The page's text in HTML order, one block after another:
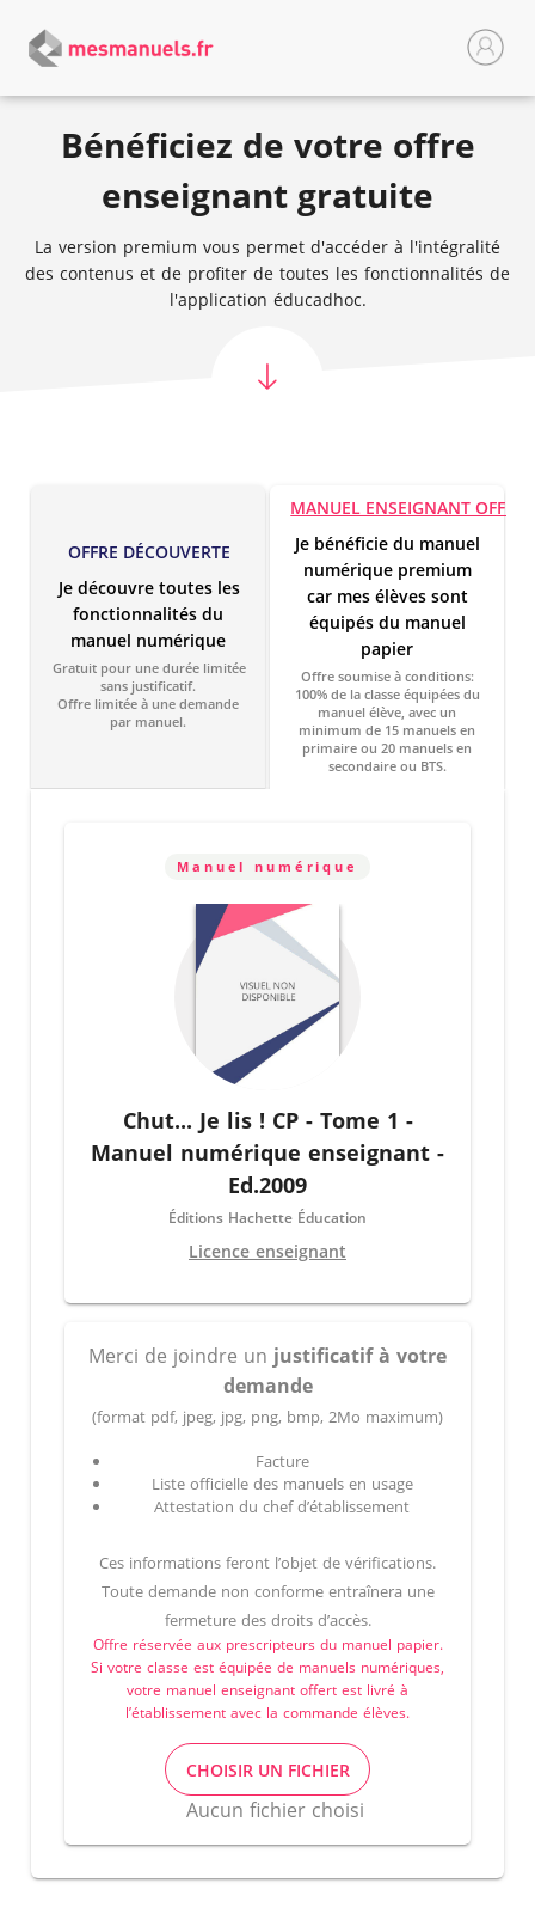
Bénéficiez de votre offre
enseignant gratuite
La version premium vous permet d'accéder à l'intégralité
des contenus et de profiter de toutes les fonctionnalités de
l'application éducadhoc.
OFFRE DÉCOUVERTE
Je découvre toutes les
fonctionnalités du
manuel numérique
Gratuit pour une durée limitée
sans justificatif.
Offre limitée à une demande
par manuel.
MANUEL ENSEIGNANT OFFERT
Je bénéficie du manuel
numérique premium
car mes élèves sont
équipés du manuel
papier
Offre soumise à conditions:
100% de la classe équipées du
manuel élève, avec un
minimum de 15 manuels en
primaire ou 20 manuels en
secondaire ou BTS.
Manuel numérique
Chut... Je lis ! CP - Tome 1 -
Manuel numérique enseignant -
Ed.2009
Éditions Hachette Éducation
Licence enseignant
Merci de joindre un justificatif à votre
demande
(format pdf, jpeg, jpg, png, bmp, 2Mo maximum)
Facture
Liste officielle des manuels en usage
Attestation du chef d’établissement
Ces informations feront l’objet de vérifications.
Toute demande non conforme entraînera une
fermeture des droits d’accès.
Offre réservée aux prescripteurs du manuel papier.
Si votre classe est équipée de manuels numériques,
votre manuel enseignant offert est livré à
l’établissement avec la commande élèves.
CHOISIR UN FICHIER
Aucun fichier choisi